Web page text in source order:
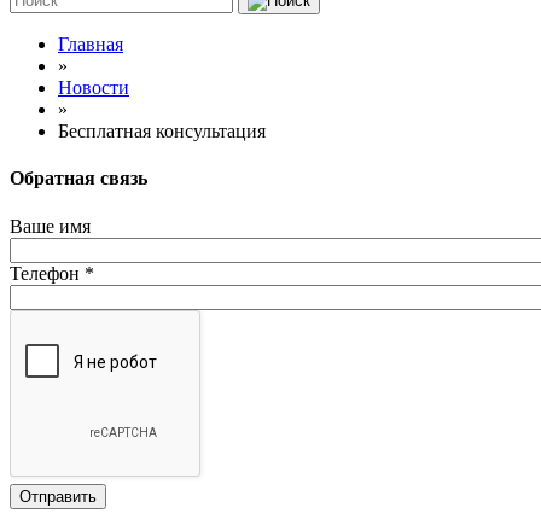
Главная
»
Новости
»
Бесплатная консультация
Обратная связь
Ваше имя
Телефон *